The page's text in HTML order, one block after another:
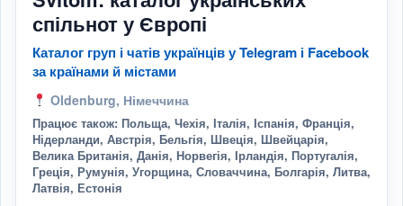
спільнот у Європі
Каталог груп і чатів українців у Telegram і Facebook
за країнами й містами
Oldenburg, Німеччина
Працює також: Польща, Чехія, Італія, Іспанія, Франція,
Нідерланди, Австрія, Бельгія, Швеція, Швейцарія,
Велика Британія, Данія, Норвегія, Ірландія, Португалія,
Греція, Румунія, Угорщина, Словаччина, Болгарія, Литва,
Латвія, Естонія